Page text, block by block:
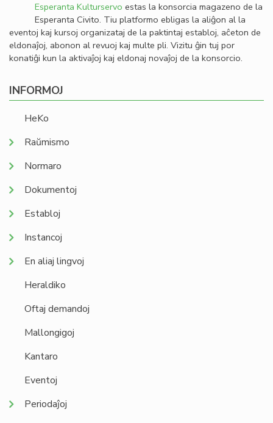
Esperanta Kulturservo estas la konsorcia magazeno de la
Esperanta Civito. Tiu platformo ebligas la aliĝon al la
eventoj kaj kursoj organizataj de la paktintaj establoj, aĉeton de
eldonaĵoj, abonon al revuoj kaj multe pli. Vizitu ĝin tuj por
konatiĝi kun la aktivaĵoj kaj eldonaj novaĵoj de la konsorcio.
INFORMOJ
HeKo
Raŭmismo
Normaro
Dokumentoj
Establoj
Instancoj
En aliaj lingvoj
Heraldiko
Oftaj demandoj
Mallongigoj
Kantaro
Eventoj
Periodaĵoj